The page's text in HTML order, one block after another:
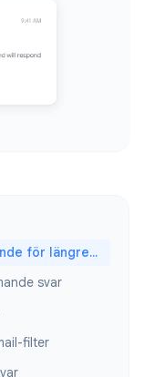
1. Använd Gmails frånvaromeddelande för längre frånvaro
svar
filter